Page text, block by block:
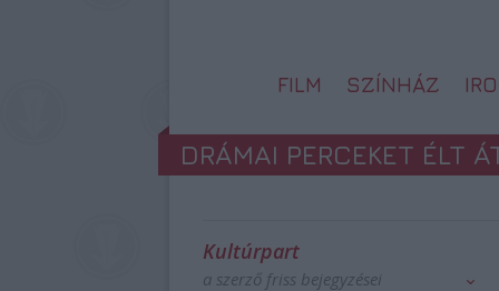
FILM SZÍNHÁZ
DRÁMAI PERCEKET ÉLT
Kultúrpart
a szerző friss bejegyzései